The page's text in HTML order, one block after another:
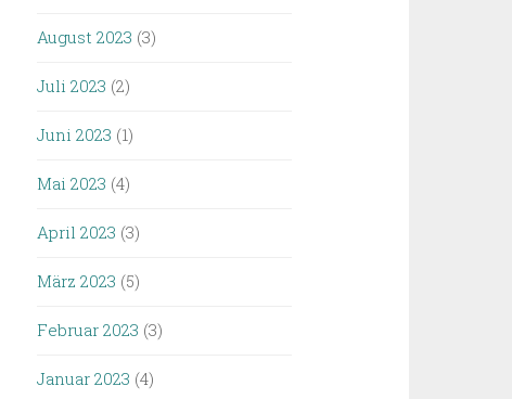
August 2023 (3)
Juli 2023 (2)
Juni 2023 (1)
Mai 2023 (4)
April 2023 (3)
März 2023 (5)
Februar 2023 (3)
Januar 2023 (4)